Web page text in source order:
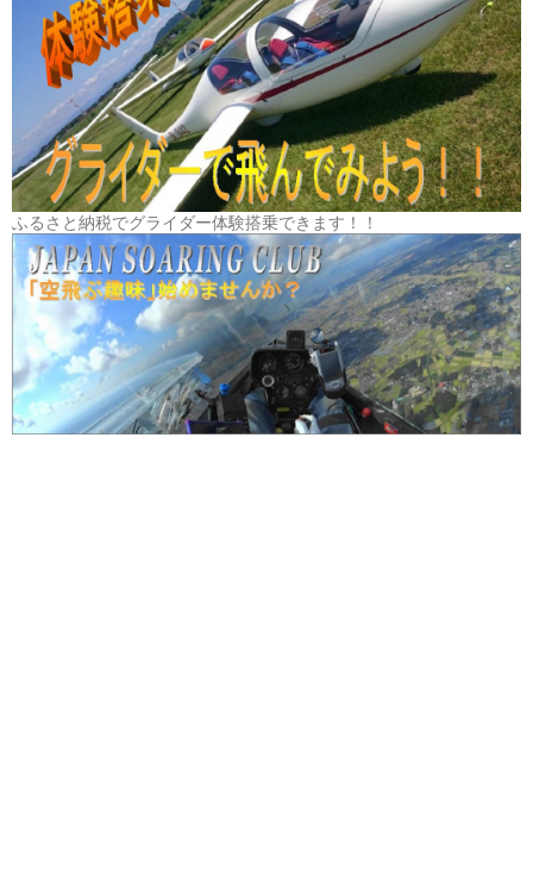
ふるさと納税でグライダー体験搭乗できます！！